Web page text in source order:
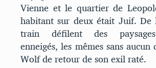
Vienne et le quartier de
habitant sur deux était Juif.
train défilent des
enneigés, les mêmes sans
Wolf de retour de son exil raté.